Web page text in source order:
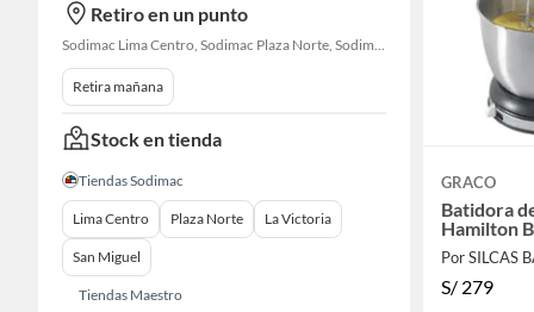
Retiro en un punto
Sodimac Lima Centro, Sodimac Plaza Norte, Sodimac La Victoria, Sodimac San Miguel, Sodimac S. J. Lurigancho, Sodimac Chacarilla, Sodimac Av. La Molina, Sodimac Colonial, Maestro Barrios Altos, Sodimac Naranjal
Retira mañana
Stock en tienda
Tiendas Sodimac
Lima Centro Plaza Norte La Victoria
San Miguel
Tiendas Maestro
GRACO
Batidora
Hamilton
Por SILCAS
S/ 279